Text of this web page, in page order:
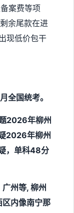
案费等项
余尾款在进
现低价包干
全国统考。
2026年柳州
2026年柳州
，单科48分
州等, 柳州
内像南宁那